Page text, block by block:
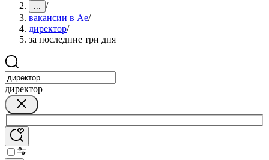
... /
вакансии в Ае/
директор/
за последние три дня
директор